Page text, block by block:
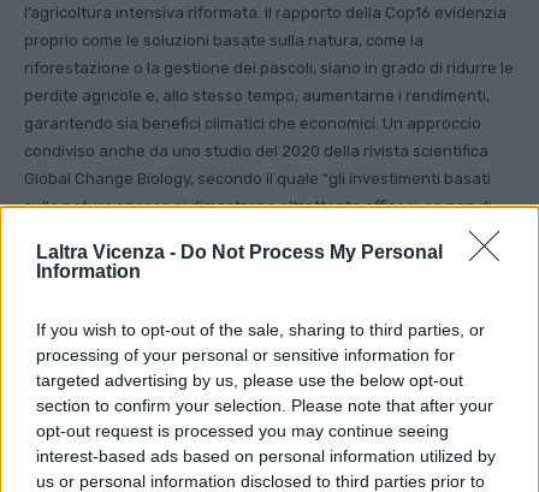
Laltra Vicenza - Do Not Process My Personal
Information
If you wish to opt-out of the sale, sharing to third parties, or
processing of your personal or sensitive information for
targeted advertising by us, please use the below opt-out
section to confirm your selection. Please note that after your
opt-out request is processed you may continue seeing
interest-based ads based on personal information utilized by
us or personal information disclosed to third parties prior to
l’agricoltura intensiva riformata. Il rapporto della Cop16 evidenzia
proprio come le soluzioni basate sulla natura, come la
riforestazione o la gestione dei pascoli, siano in grado di ridurre le
perdite agricole e, allo stesso tempo, aumentarne i rendimenti,
garantendo sia benefici climatici che economici. Un approccio
condiviso anche da uno studio del 2020 della rivista scientifica
Global Change Biology, secondo il quale “gli investimenti basati
sulla natura spesso si dimostrano altrettanto efficaci, se non di
conseguenze del cambiamento climatico”. Anche in questo caso,
risparmio sostenibile che abbiamo.